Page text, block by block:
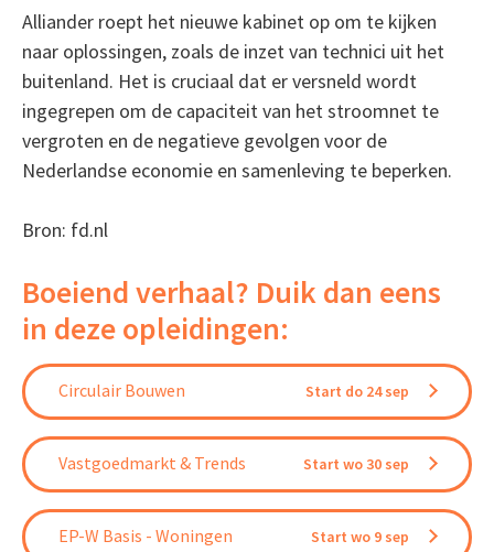
Alliander roept het nieuwe kabinet op om te kijken
naar oplossingen, zoals de inzet van technici uit het
buitenland. Het is cruciaal dat er versneld wordt
ingegrepen om de capaciteit van het stroomnet te
vergroten en de negatieve gevolgen voor de
Nederlandse economie en samenleving te beperken.
Bron: fd.nl
Boeiend verhaal? Duik dan eens
in deze opleidingen:
Circulair Bouwen Start do 24 sep
Vastgoedmarkt & Trends Start wo 30 sep
EP-W Basis - Woningen Start wo 9 sep